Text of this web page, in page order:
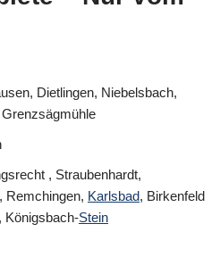
Dietlingen, Niebelsbach,
, Straubenhardt,
Remchingen, Karlsbad, Birkenfeld
Königsbach-Stein